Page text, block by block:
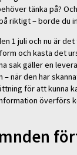
tänka på?
riktigt – borde du
1 juli och nu är
och kasta det
sak gäller en
när den har
för att kunna
överförs